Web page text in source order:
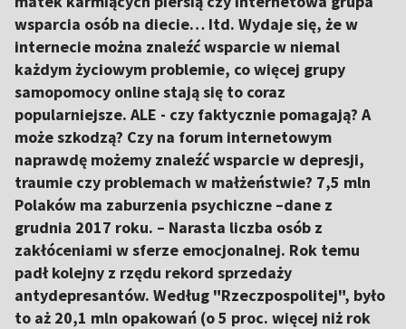
wsparcia osób na diecie… Itd. Wydaje się, że w
internecie można znaleźć wsparcie w niemal
każdym życiowym problemie, co więcej grupy
samopomocy online stają się to coraz
popularniejsze. ALE - czy faktycznie pomagają? A
może szkodzą? Czy na forum internetowym
naprawdę możemy znaleźć wsparcie w depresji,
traumie czy problemach w małżeństwie? 7,5 mln
Polaków ma zaburzenia psychiczne –dane z
grudnia 2017 roku. – Narasta liczba osób z
zakłóceniami w sferze emocjonalnej. Rok temu
padł kolejny z rzędu rekord sprzedaży
antydepresantów. Według "Rzeczpospolitej", było
to aż 20,1 mln opakowań (o 5 proc. więcej niż rok